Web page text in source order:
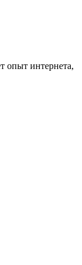
опыт интернета,